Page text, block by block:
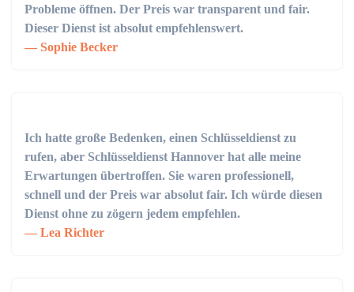
Probleme öffnen. Der Preis war transparent und fair.
Dieser Dienst ist absolut empfehlenswert.
Sophie Becker
Ich hatte große Bedenken, einen Schlüsseldienst zu
rufen, aber Schlüsseldienst Hannover hat alle meine
Erwartungen übertroffen. Sie waren professionell,
schnell und der Preis war absolut fair. Ich würde diesen
Dienst ohne zu zögern jedem empfehlen.
Lea Richter